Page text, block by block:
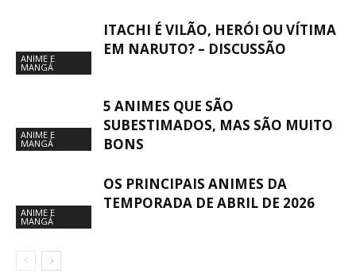
ANIME E
MANGÁ
ITACHI É VILÃO, HERÓI OU VÍTIMA
EM NARUTO? – DISCUSSÃO
ANIME E
MANGÁ
5 ANIMES QUE SÃO
SUBESTIMADOS, MAS SÃO MUITO
BONS
ANIME E
MANGÁ
OS PRINCIPAIS ANIMES DA
TEMPORADA DE ABRIL DE 2026